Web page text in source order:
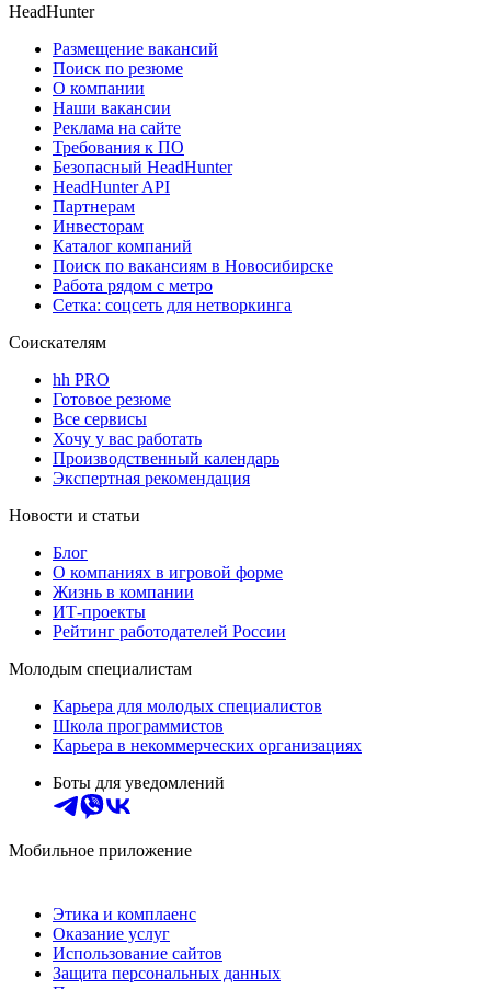
HeadHunter
Размещение вакансий
Поиск по резюме
О компании
Наши вакансии
Реклама на сайте
Требования к ПО
Безопасный HeadHunter
HeadHunter API
Партнерам
Инвесторам
Каталог компаний
Поиск по вакансиям в Новосибирске
Работа рядом с метро
Сетка: соцсеть для нетворкинга
Соискателям
hh PRO
Готовое резюме
Все сервисы
Хочу у вас работать
Производственный календарь
Экспертная рекомендация
Новости и статьи
Блог
О компаниях в игровой форме
Жизнь в компании
ИТ-проекты
Рейтинг работодателей России
Молодым специалистам
Карьера для молодых специалистов
Школа программистов
Карьера в некоммерческих организациях
Боты для уведомлений
Мобильное приложение
Этика и комплаенс
Оказание услуг
Использование сайтов
Защита персональных данных